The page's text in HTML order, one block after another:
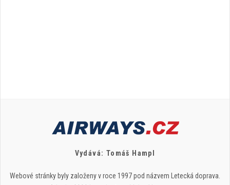
Vydává: Tomáš Hampl
Webové stránky byly založeny v roce 1997 pod názvem Letecká doprava.